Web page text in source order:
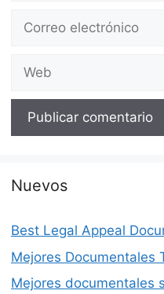
Correo
Web
Nuevos
Best Legal Appeal
Mejores Documentales
Mejores documentales